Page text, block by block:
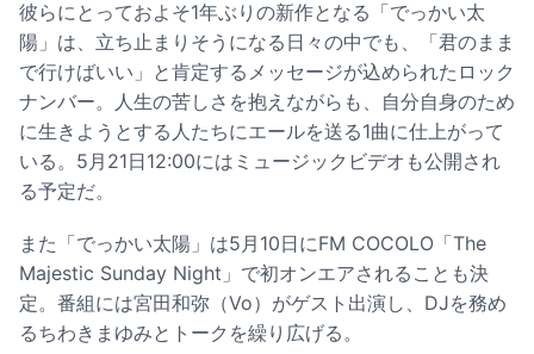
彼らにとっておよそ1年ぶりの新作となる「でっかい太
陽」は、立ち止まりそうになる日々の中でも、「君のまま
で行けばいい」と肯定するメッセージが込められたロック
ナンバー。人生の苦しさを抱えながらも、自分自身のため
に生きようとする人たちにエールを送る1曲に仕上がって
いる。5月21日12:00にはミュージックビデオも公開され
る予定だ。
また「でっかい太陽」は5月10日にFM COCOLO「The
Majestic Sunday Night」で初オンエアされることも決
定。番組には宮田和弥（Vo）がゲスト出演し、DJを務め
るちわきまゆみとトークを繰り広げる。